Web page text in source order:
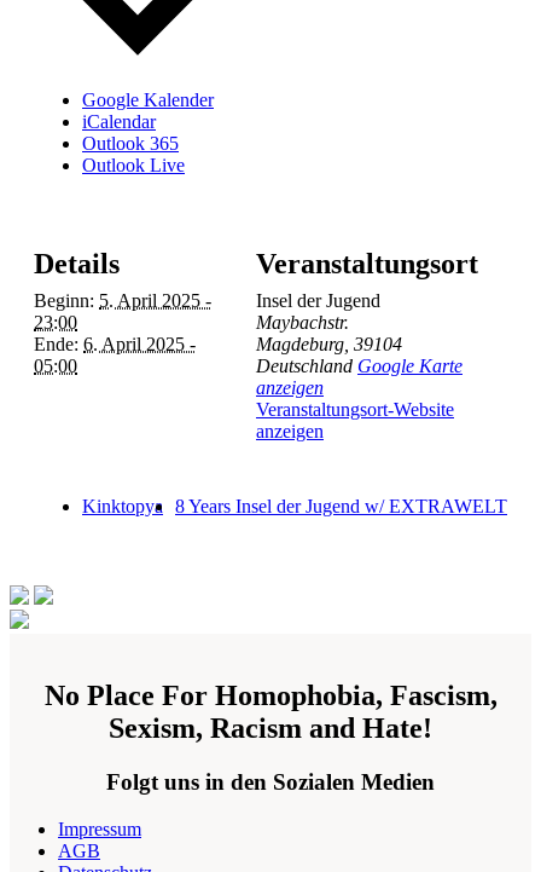
Google Kalender
iCalendar
Outlook 365
Outlook Live
Details
Beginn: 5. April 2025 -
23:00
Ende: 6. April 2025 -
05:00
Veranstaltungsort
Insel der Jugend
Maybachstr.
Magdeburg, 39104
Deutschland Google Karte
anzeigen
Veranstaltungsort-Website
anzeigen
Kinktopya 8 Years Insel der Jugend w/ EXTRAWELT
No Place For Homophobia, Fascism,
Sexism, Racism and Hate!
Folgt uns in den Sozialen Medien
Impressum
AGB